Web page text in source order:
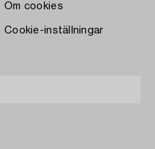
Om cookies
Cookie-inställningar